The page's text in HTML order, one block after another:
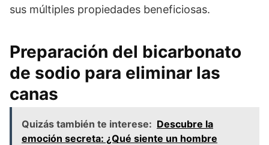
sus múltiples propiedades beneficiosas.
Preparación del bicarbonato
de sodio para eliminar las
canas
Quizás también te interese: Descubre la
emoción secreta: ¿Qué siente un hombre